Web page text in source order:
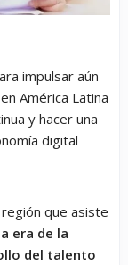
impulsar aún
América Latina
y hacer una
digital
que asiste
era de la
del talento